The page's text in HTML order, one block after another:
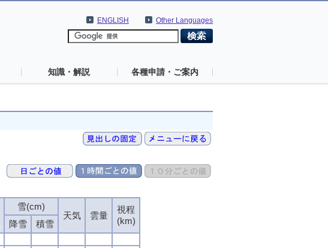
Other Languages
ENGLISH
知識・解説 各種申請・ご案内
雪(cm)
天気
雲量
視程
(km)
降雪
積雪